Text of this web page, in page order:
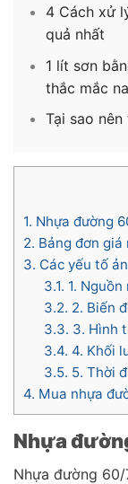
4 Cách xử
quả nhất
1 lít sơn
thắc mắc
Tại sao
1. Nhựa đường
2. Bảng đơn
3. Các yếu tố
3.1. 1.
3.2. 2. Biến
3.3. 3. Hình
3.4. 4. Khối
3.5. 5. Thời
4. Mua nhựa
Nhựa
Nhựa đường